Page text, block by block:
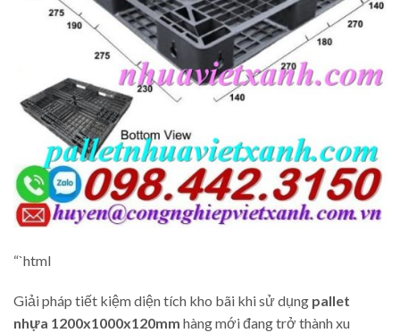
“`html
Giải pháp tiết kiệm diện tích kho bãi khi sử dụng pallet
nhựa 1200x1000x120mm hàng mới đang trở thành xu